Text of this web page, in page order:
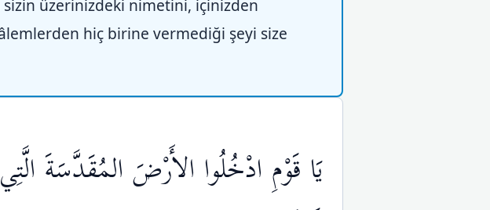
sizin üzerinizdeki nimetini, içinizden
âlemlerden hiç birine vermediği şeyi size
يَا قَوْمِ ادْخُلُوا الأَرْضَ المُقَدَّسَةَ